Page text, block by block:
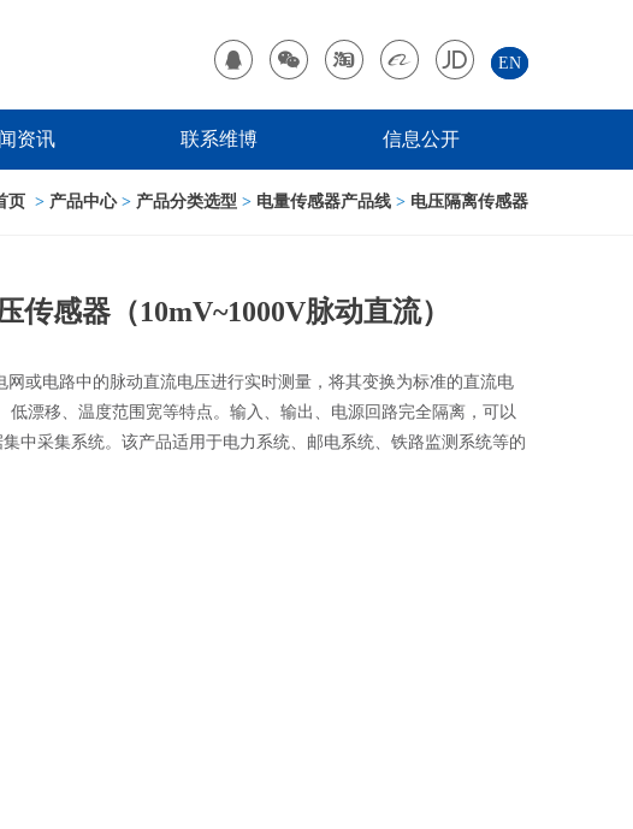
EN
资讯 联系维博 信息公开
页 > 产品中心> 产品分类选型 > 电量传感器产品线 > 电压隔离传感器
传感器（10mV~1000V脉动直流）
或电路中的脉动直流电压进行实时测量，将其变换为标准的直流电
低漂移、温度范围宽等特点。输入、输出、电源回路完全隔离，可以
中采集系统。该产品适用于电力系统、邮电系统、铁路监测系统等的